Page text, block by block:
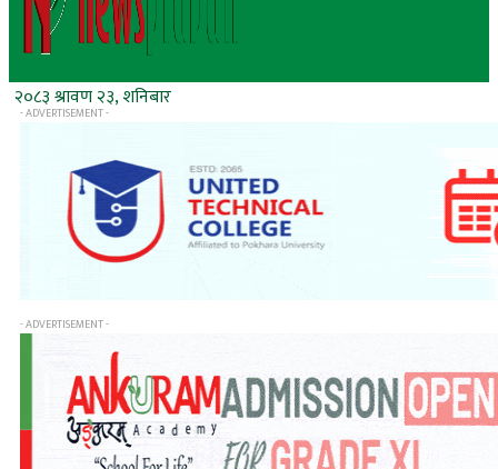
२०८३ श्रावण २३, शनिबार
- ADVERTISEMENT -
- ADVERTISEMENT -